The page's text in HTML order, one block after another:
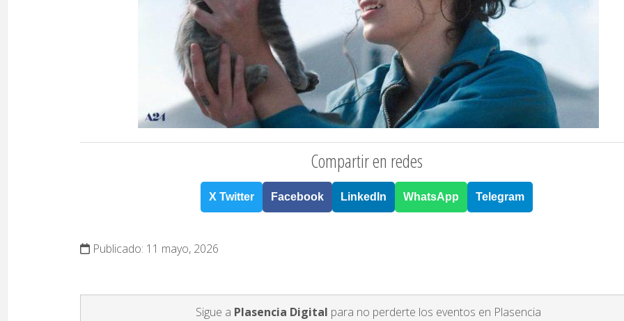
Compartir en redes
X Twitter Facebook LinkedIn WhatsApp Telegram
Publicado: 11 mayo, 2026
Sigue a Plasencia Digital para no perderte los eventos en Plasencia